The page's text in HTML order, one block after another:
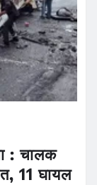
: चालक
11 घायल